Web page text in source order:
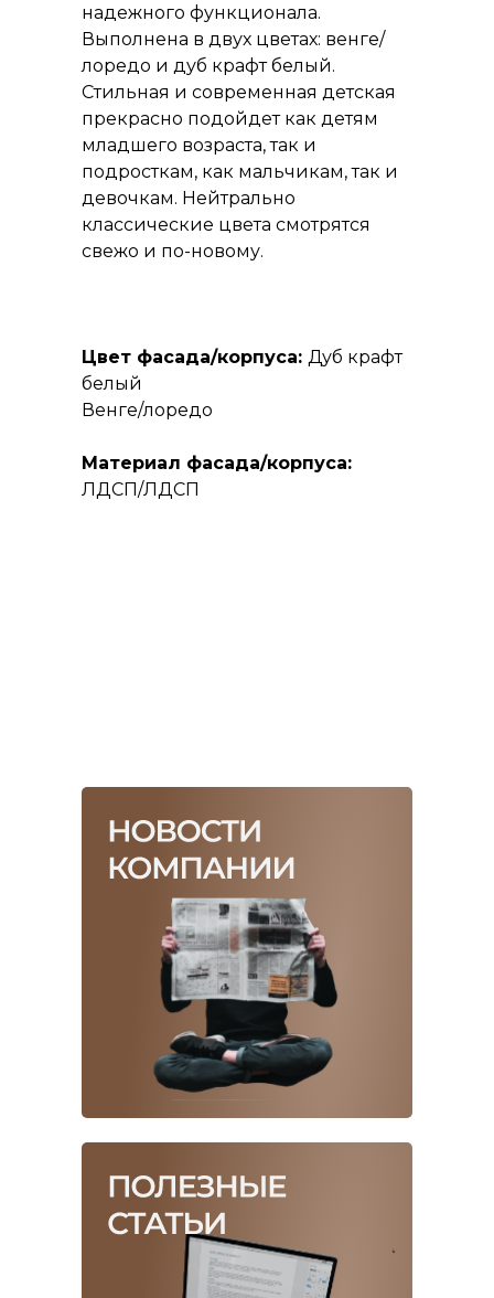
надежного функционала.
Выполнена в двух цветах: венге/
лоредо и дуб крафт белый.
Стильная и современная детская
прекрасно подойдет как детям
младшего возраста, так и
подросткам, как мальчикам, так и
девочкам. Нейтрально
классические цвета смотрятся
свежо и по-новому.
Цвет фасада/корпуса: Дуб крафт
белый
Венге/лоредо
Материал фасада/корпуса:
ЛДСП/ЛДСП